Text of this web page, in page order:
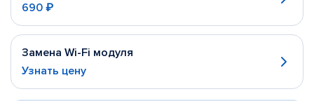
690 ₽
Замена Wi-Fi модуля
Узнать цену